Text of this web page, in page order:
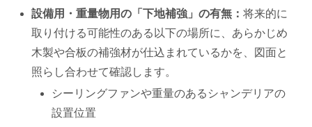
設備用・重量物用の「下地補強」の有無：将来的に
取り付ける可能性のある以下の場所に、あらかじめ
木製や合板の補強材が仕込まれているかを、図面と
照らし合わせて確認します。
シーリングファンや重量のあるシャンデリアの
設置位置